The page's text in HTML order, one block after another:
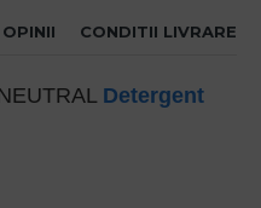
OPINII CONDITII LIVRARE
Detergent